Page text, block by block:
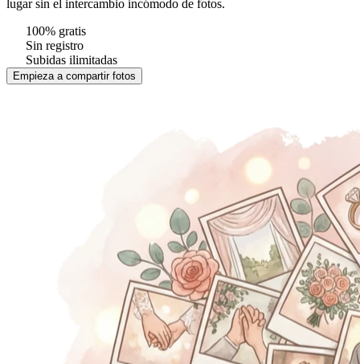
lugar sin el intercambio incómodo de fotos.
100% gratis
Sin registro
Subidas ilimitadas